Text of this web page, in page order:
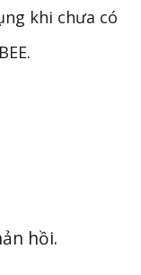
khi chưa có
hồi.